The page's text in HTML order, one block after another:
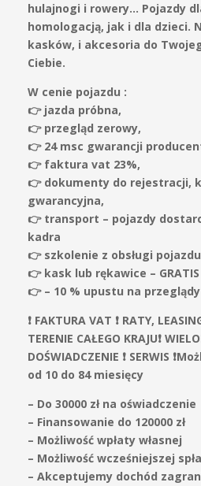
hulajnogi i rowery… Pojazdy
homologacją, jak i dla dzieci.
kasków, i akcesoria do
Ciebie.
W cenie pojazdu :
👉 jazda próbna,
👉 przegląd zerowy,
👉 24 msc gwarancji
👉 faktura vat 23%,
👉 dokumenty do rejestracji,
gwarancyjna,
👉 transport – pojazdy
kadra
👉 szkolenie z obsługi
👉 kask lub rękawice – GRATIS
👉 – 10 % upustu na
❗️ FAKTURA VAT ❗️ RATY,
TERENIE CAŁEGO KRAJU❗️
DOŚWIADCZENIE ❗️ SERWIS
od 10 do 84 miesięcy
– Do 30000 zł na oświadczenie
– Finansowanie do 120000 zł
– Możliwość wpłaty własnej
– Możliwość wcześniejszej
– Akceptujemy dochód